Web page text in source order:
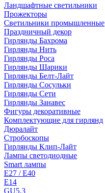
Ландшафтные светильники
Прожекторы
Светильники промышленные
Праздничный декор
Гирлянды Бахрома
Гирлянды Нить
Гирлянды Роса
Гирлянды Шарики
Гирлянды Белт-Лайт
Гирлянды Сосульки
Гирлянды Сети
Гирлянды Занавес
Фигуры декоративные
Комплектующие для гирлянд
Дюралайт
Стробоскопы
Гирлянды Клип-Лайт
Лампы светодиодные
Smart лампы
E27 / E40
E14
GU5.3